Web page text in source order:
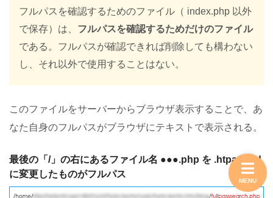
フルパスを確認するためのファイル（ index.php 以外
で保存）は、 フルパスを確認するためだけのファイル
である。フルパスが確認できれば削除しても構わない
し、それ以外で使用することはない。
このファイルをサーバーからブラウザ表示することで、あ
なた自身のフルパスがブラウザにテキストで表示される。
最後の「/」の右にあるファイル名 ●●●.php を .htpasswd
に変更したものがフルパス
MENU